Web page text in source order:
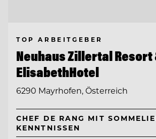
TOP ARBEITGEBER
Neuhaus Zillertal Resort
ElisabethHotel
6290 Mayrhofen, Österreich
CHEF DE RANG MIT
KENNTNISSEN